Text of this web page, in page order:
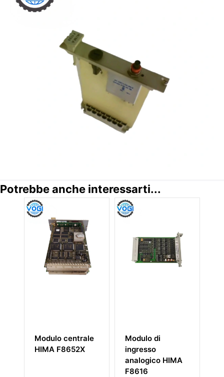
Potrebbe anche interessarti...
Modulo di
ingresso
HIMA 90100
984090100